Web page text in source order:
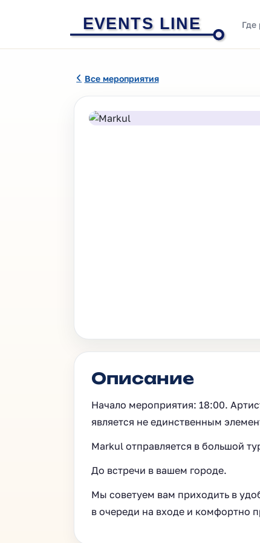
EVENTS LINE Где
Все мероприятия
Описание
Начало мероприятия: 18:00.
является не единственным
Markul отправляется в большой
До встречи в вашем городе.
Мы советуем вам приходить в
в очереди на входе и комфортно